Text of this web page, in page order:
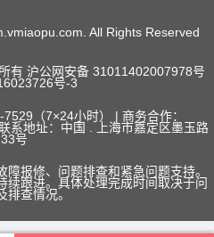
All Rights Reserved
有 沪公网安备 31011402007978号
号-3
（7×24小时） | 商务合作：
系地址：中国 . 上海市嘉定区墨玉路
33号
报修、问题排查和紧急问题支持。
续跟进。具体处理完成时间取决于问
排查情况。